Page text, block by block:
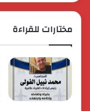
مختارات للقراءة